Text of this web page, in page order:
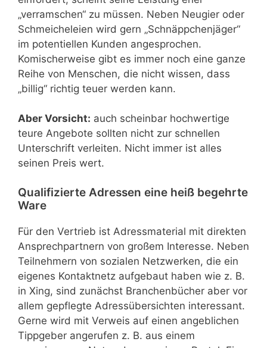
„verramschen“ zu müssen. Neben Neugier oder
Schmeicheleien wird gern „Schnäppchenjäger“
im potentiellen Kunden angesprochen.
Komischerweise gibt es immer noch eine ganze
Reihe von Menschen, die nicht wissen, dass
„billig“ richtig teuer werden kann.
Aber Vorsicht: auch scheinbar hochwertige
teure Angebote sollten nicht zur schnellen
Unterschrift verleiten. Nicht immer ist alles
seinen Preis wert.
Qualifizierte Adressen eine heiß begehrte
Ware
Für den Vertrieb ist Adressmaterial mit direkten
Ansprechpartnern von großem Interesse. Neben
Teilnehmern von sozialen Netzwerken, die ein
eigenes Kontaktnetz aufgebaut haben wie z. B.
in Xing, sind zunächst Branchenbücher aber vor
allem gepflegte Adressübersichten interessant.
Gerne wird mit Verweis auf einen angeblichen
Tippgeber angerufen z. B. aus einem